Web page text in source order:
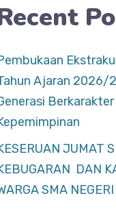
Ajaran 2026/
JUMAT
DAN
SMA